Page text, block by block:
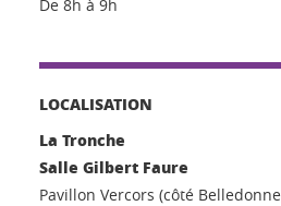
De 8h à 9h
LOCALISATION
La Tronche
Salle Gilbert Faure
Pavillon Vercors (côté